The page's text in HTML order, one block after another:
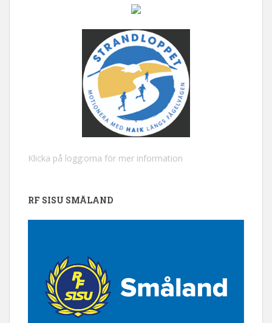
Klicka på logg:orna för mer information
RF SISU SMÅLAND